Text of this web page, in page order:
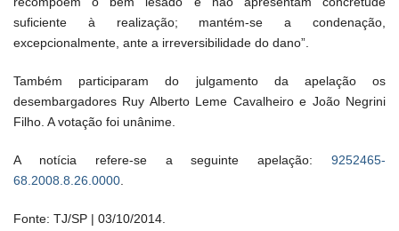
suficiente à realização; mantém-se a condenação,
excepcionalmente, ante a irreversibilidade do dano”.
Também participaram do julgamento da apelação os
desembargadores Ruy Alberto Leme Cavalheiro e João Negrini
Filho. A votação foi unânime.
A notícia refere-se a seguinte apelação: 9252465-
68.2008.8.26.0000
Fonte: TJ/SP | 03/10/2014.